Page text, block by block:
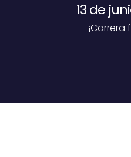
13 de
¡Carrera